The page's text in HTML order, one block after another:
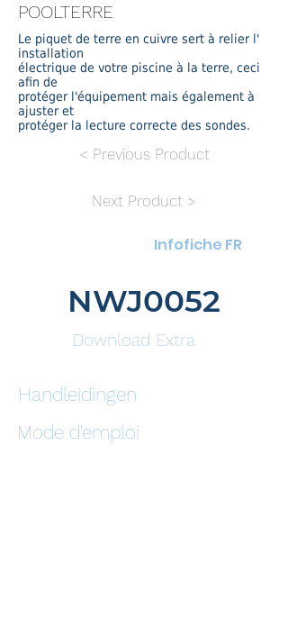
POOLTERRE
Le piquet de terre en cuivre sert à relier l'
installation
électrique de votre piscine à la terre, ceci
afin de
protéger l'équipement mais également à
ajuster et
protéger la lecture correcte des sondes.
< Previous Product
Next Product >
Infofiche FR
NWJ0052
Download Extra
Handleidingen
Mode d'emploi